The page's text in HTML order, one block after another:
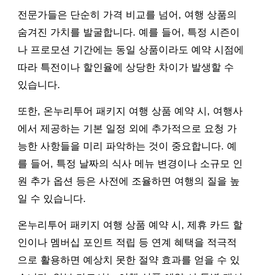
전문가들은 단순히 가격 비교를 넘어, 여행 상품의
숨겨진 가치를 발굴합니다. 예를 들어, 특정 시즌이
나 프로모션 기간에는 동일 상품이라도 예약 시점에
따라 특전이나 할인율에 상당한 차이가 발생할 수
있습니다.
또한, 온누리투어 패키지 여행 상품 예약 시, 여행사
에서 제공하는 기본 일정 외에 추가적으로 요청 가
능한 사항들을 미리 파악하는 것이 중요합니다. 예
를 들어, 특정 날짜의 식사 메뉴 변경이나 소규모 인
원 추가 옵션 등은 사전에 조율하면 여행의 질을 높
일 수 있습니다.
온누리투어 패키지 여행 상품 예약 시, 제휴 카드 할
인이나 멤버십 포인트 적립 등 연계 혜택을 적극적
으로 활용하면 예상치 못한 절약 효과를 얻을 수 있